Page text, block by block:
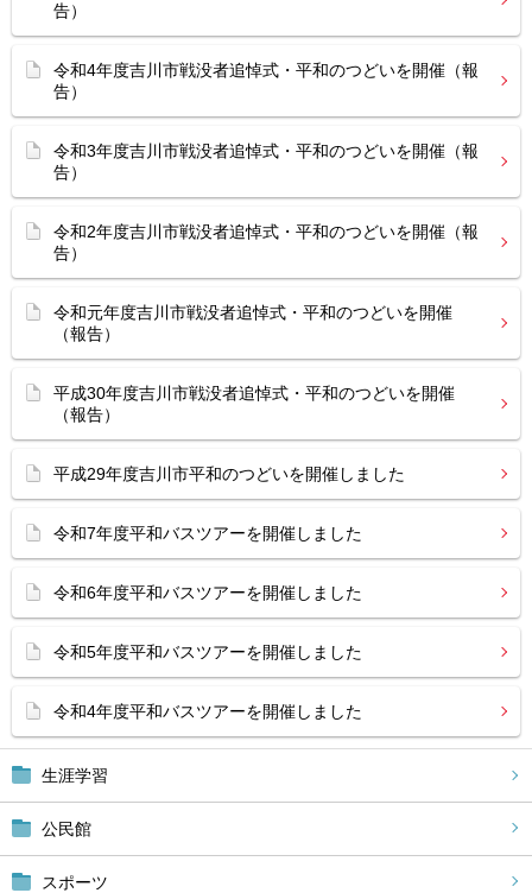
生涯学習
公民館
スポーツ
告）
令和4年度吉川市戦没者追悼式・平和のつどいを開催（報
告）
令和3年度吉川市戦没者追悼式・平和のつどいを開催（報
告）
令和2年度吉川市戦没者追悼式・平和のつどいを開催（報
告）
令和元年度吉川市戦没者追悼式・平和のつどいを開催
（報告）
平成30年度吉川市戦没者追悼式・平和のつどいを開催
（報告）
平成29年度吉川市平和のつどいを開催しました
令和7年度平和バスツアーを開催しました
令和6年度平和バスツアーを開催しました
令和5年度平和バスツアーを開催しました
令和4年度平和バスツアーを開催しました